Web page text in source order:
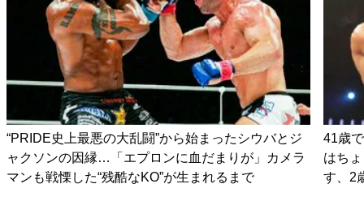
“PRIDE史上最悪の大乱闘”から始まったシウバとジ
ャクソンの因縁…「エプロンに血だまりが」カメラ
マンも戦慄した“残酷なKO”が生まれるまで
41歳
はち
す、2